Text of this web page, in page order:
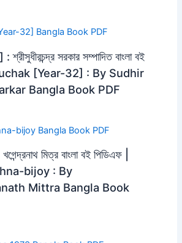
সরকার সম্পাদিত বাংলা বই
[Year-32] : By Sudhir
Bangla Book PDF
মিত্র বাংলা বই পিডিএফ |
bijoy : By
Mittra Bangla Book